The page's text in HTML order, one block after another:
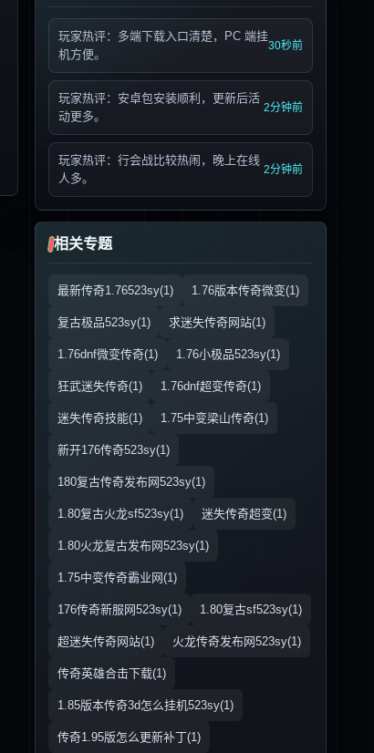
玩家热评：多端下载入口清楚，PC 端挂
机方便。
30秒前
玩家热评：安卓包安装顺利，更新后活
动更多。
2分钟前
玩家热评：行会战比较热闹，晚上在线
人多。
2分钟前
相关专题
最新传奇1.76523sy(1) 1.76版本传奇微变(1)
复古极品523sy(1) 求迷失传奇网站(1)
1.76dnf微变传奇(1) 1.76小极品523sy(1)
狂武迷失传奇(1) 1.76dnf超变传奇(1)
迷失传奇技能(1) 1.75中变梁山传奇(1)
新开176传奇523sy(1)
180复古传奇发布网523sy(1)
1.80复古火龙sf523sy(1) 迷失传奇超变(1)
1.80火龙复古发布网523sy(1)
1.75中变传奇霸业网(1)
176传奇新服网523sy(1) 1.80复古sf523sy(1)
超迷失传奇网站(1) 火龙传奇发布网523sy(1)
传奇英雄合击下载(1)
1.85版本传奇3d怎么挂机523sy(1)
传奇1.95版怎么更新补丁(1)